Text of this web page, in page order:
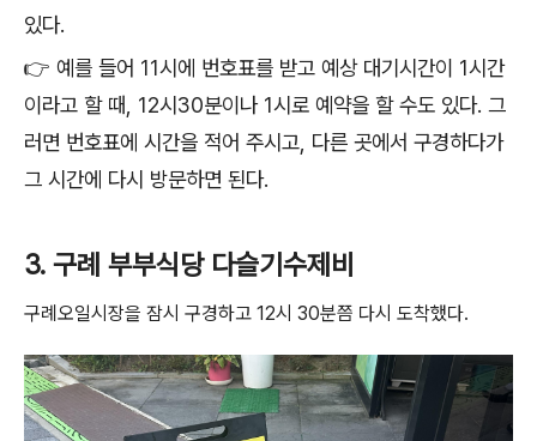
있다.
👉 예를 들어 11시에 번호표를 받고 예상 대기시간이 1시간
이라고 할 때, 12시30분이나 1시로 예약을 할 수도 있다. 그
러면 번호표에 시간을 적어 주시고, 다른 곳에서 구경하다가
그 시간에 다시 방문하면 된다.
3. 구례 부부식당 다슬기수제비
구례오일시장을 잠시 구경하고 12시 30분쯤 다시 도착했다.